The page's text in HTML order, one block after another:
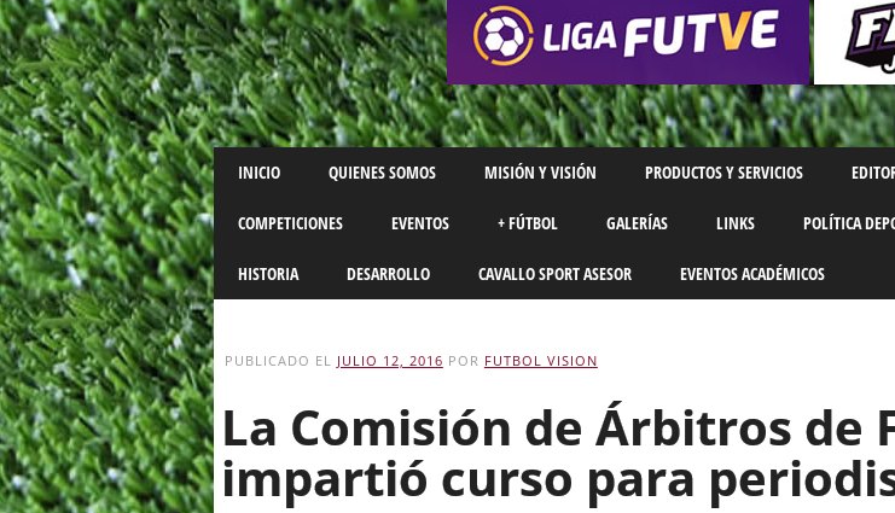
Main menu
Skip
to
content
INICIO QUIENES SOMOS MISIÓN Y VISIÓN PRODUCTOS Y SERVICIOS
COMPETICIONES EVENTOS + FÚTBOL GALERÍAS LINKS POLÍTICA
HISTORIA DESARROLLO CAVALLO SPORT ASESOR EVENTOS ACADÉMICOS
PUBLICADO EL JULIO 12, 2016 POR FUTBOL VISION
La Comisión de Árbitros de
impartió curso para